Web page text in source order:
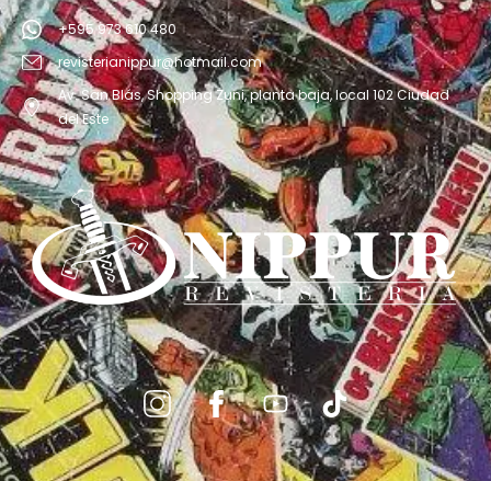
+595 973 610 480
revisterianippur@hotmail.com
Av. San Blás, Shopping Zuni, planta baja, local 102 Ciudad
del Este